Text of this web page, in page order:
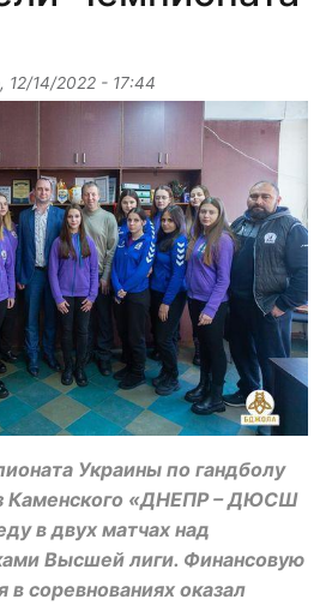
12/14/2022 - 17:44
Украины по гандболу
Каменского «ДНЕПР – ДЮСШ
в двух матчах над
Высшей лиги. Финансовую
соревнованиях оказал